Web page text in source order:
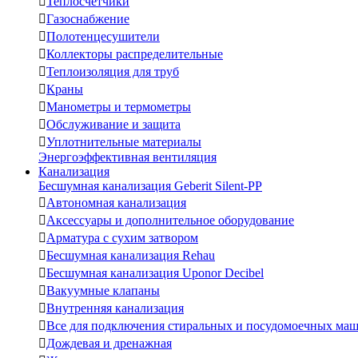
Газоснабжение
Полотенцесушители
Коллекторы распределительные
Теплоизоляция для труб
Краны
Манометры и термометры
Обслуживание и защита
Уплотнительные материалы
Энергоэффективная вентиляция
Канализация
Бесшумная канализация Geberit Silent-PP
Автономная канализация
Аксессуары и дополнительное оборудование
Арматура с сухим затвором
Бесшумная канализация Rehau
Бесшумная канализация Uponor Decibel
Вакуумные клапаны
Внутренняя канализация
Все для подключения стиральных и посудомоечных
Дождевая и дренажная